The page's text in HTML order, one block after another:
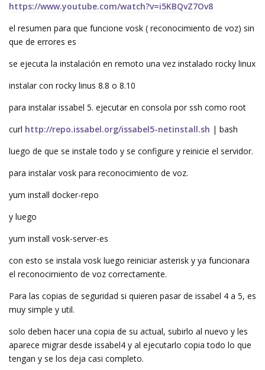
https://www.youtube.com/watch?v=i5KBQvZ7Ov8
el resumen para que funcione vosk ( reconocimiento de voz) sin
que de errores es
se ejecuta la instalación en remoto una vez instalado rocky linux
instalar con rocky linus 8.8 o 8.10
para instalar issabel 5. ejecutar en consola por ssh como root
curl http://repo.issabel.org/issabel5-netinstall.sh | bash
luego de que se instale todo y se configure y reinicie el servidor.
para instalar vosk para reconocimiento de voz.
yum install docker-repo
y luego
yum install vosk-server-es
con esto se instala vosk luego reiniciar asterisk y ya funcionara
el reconocimiento de voz correctamente.
Para las copias de seguridad si quieren pasar de issabel 4 a 5, es
muy simple y util.
solo deben hacer una copia de su actual, subirlo al nuevo y les
aparece migrar desde issabel4 y al ejecutarlo copia todo lo que
tengan y se los deja casi completo.